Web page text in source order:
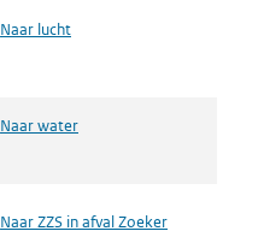
Naar lucht
Naar water
Naar ZZS in afval Zoeker